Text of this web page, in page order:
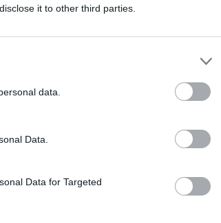
it to other third parties.
data.
Data.
Data for Targeted
antra eismo juosta
darbai“, – teigė